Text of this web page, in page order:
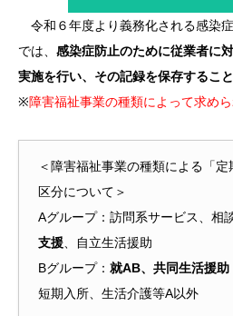
令和６年度より義務化される感染
では、 感染症防止のために従業者に
実施を行い、その記録を保存するこ
※障害福祉事業の種類によって求め
＜障害福祉事業の種類による「
区分について＞
Aグループ：訪問系サービス、相
支援、自立生活援助
Bグループ： 就AB、共同生活援助
短期入所、生活介護等A以外